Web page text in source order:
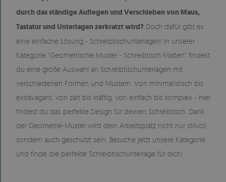
durch das ständige Auflegen und Verschieben von Maus,
Tastatur und Unterlagen zerkratzt wird? Doch dafür gibt es
eine einfache Lösung - Schreibtischunterlagen! In unserer
Kategorie "Geometrische Muster - Schreibtisch Matten" findest
du eine große Auswahl an Schreibtischunterlagen mit
verschiedenen Formen und Mustern. Von minimalistisch bis
extravagant, von zart bis kräftig, von einfach bis komplex - hier
findest du das perfekte Design für deinen Schreibtisch. Dank
der Geometrie-Muster wird dein Arbeitsplatz nicht nur stilvoll,
sondern auch geschützt sein. Besuche jetzt unsere Kategorie
und finde die perfekte Schreibtischunterlage für dich!